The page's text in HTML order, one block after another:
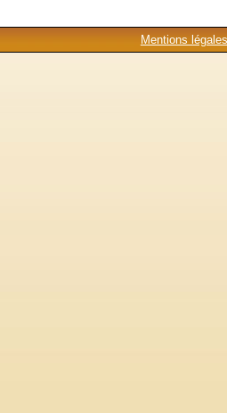
Mentions légales